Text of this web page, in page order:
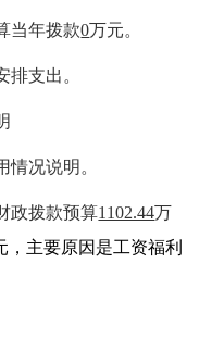
当年拨款0万元。
排支出。
情况说明。
政拨款预算1102.44万
，主要原因是工资福利